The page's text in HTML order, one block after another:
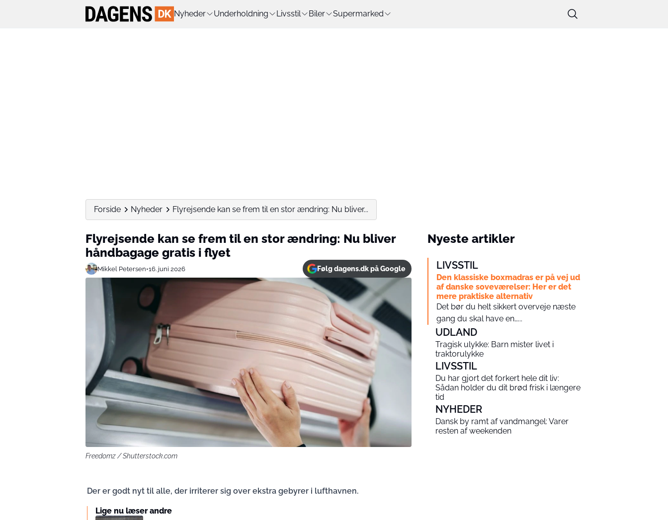
Nyheder Underholdning Livsstil Biler Supermarked
Forside Nyheder Flyrejsende kan se frem til en stor ændring: Nu bliver...
Flyrejsende kan se frem til en stor ændring: Nu bliver
håndbagage gratis i flyet
Mikkel Petersen•16. juni 2026 Følg dagens.dk på Google
Freedomz / Shutterstock.com
Der er godt nyt til alle, der irriterer sig over ekstra gebyrer i lufthavnen.
Lige nu læser andre
Nyeste artikler
LIVSSTIL
Den klassiske boxmadras er på vej ud
af danske soveværelser: Her er det
mere praktiske alternativ
Det bør du helt sikkert overveje næste
gang du skal have en…...
UDLAND
Tragisk ulykke: Barn mister livet i
traktorulykke
LIVSSTIL
Du har gjort det forkert hele dit liv:
Sådan holder du dit brød frisk i længere
tid
NYHEDER
Dansk by ramt af vandmangel: Varer
resten af weekenden